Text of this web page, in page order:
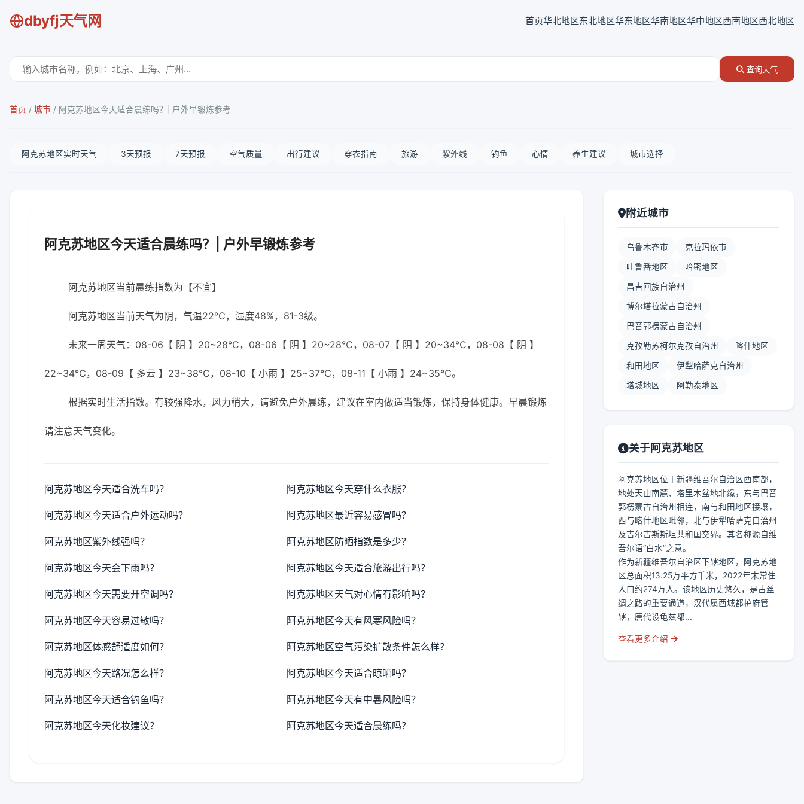
dbyfj天气网 首页华北地区东北地区华东地区华南地区华中地区西南地区西北地区
查询天气
首页 / 城市 / 阿克苏地区今天适合晨练吗？| 户外早锻炼参考
阿克苏地区实时天气 3天预报 7天预报 空气质量 出行建议 穿衣指南 旅游 紫外线 钓鱼 心情 养生建议 城市选择
阿克苏地区今天适合晨练吗？| 户外早锻炼参考
阿克苏地区当前晨练指数为【不宜】
阿克苏地区当前天气为阴，气温22℃，湿度48%，81-3级。
未来一周天气：08-06【 阴 】20~28℃，08-06【 阴 】20~28℃，08-07【 阴 】20~34℃，08-08【 阴 】
22~34℃，08-09【 多云 】23~38℃，08-10【 小雨 】25~37℃，08-11【 小雨 】24~35℃。
根据实时生活指数。有较强降水，风力稍大，请避免户外晨练，建议在室内做适当锻炼，保持身体健康。早晨锻炼
请注意天气变化。
阿克苏地区今天适合洗车吗？ 阿克苏地区今天穿什么衣服？
阿克苏地区今天适合户外运动吗？ 阿克苏地区最近容易感冒吗？
阿克苏地区紫外线强吗？ 阿克苏地区防晒指数是多少？
阿克苏地区今天会下雨吗？ 阿克苏地区今天适合旅游出行吗？
阿克苏地区今天需要开空调吗？ 阿克苏地区天气对心情有影响吗？
阿克苏地区今天容易过敏吗？ 阿克苏地区今天有风寒风险吗？
阿克苏地区体感舒适度如何？ 阿克苏地区空气污染扩散条件怎么样？
阿克苏地区今天路况怎么样？ 阿克苏地区今天适合晾晒吗？
阿克苏地区今天适合钓鱼吗？ 阿克苏地区今天有中暑风险吗？
阿克苏地区今天化妆建议？ 阿克苏地区今天适合晨练吗？
附近城市
乌鲁木齐市 克拉玛依市
吐鲁番地区 哈密地区
昌吉回族自治州
博尔塔拉蒙古自治州
巴音郭楞蒙古自治州
克孜勒苏柯尔克孜自治州 喀什地区
和田地区 伊犁哈萨克自治州
塔城地区 阿勒泰地区
关于阿克苏地区
阿克苏地区位于新疆维吾尔自治区西南部，
地处天山南麓、塔里木盆地北缘，东与巴音
郭楞蒙古自治州相连，南与和田地区接壤，
西与喀什地区毗邻，北与伊犁哈萨克自治州
及吉尔吉斯斯坦共和国交界。其名称源自维
吾尔语“白水”之意。
作为新疆维吾尔自治区下辖地区，阿克苏地
区总面积13.25万平方千米，2022年末常住
人口约274万人。该地区历史悠久，是古丝
绸之路的重要通道，汉代属西域都护府管
辖，唐代设龟兹都...
查看更多介绍